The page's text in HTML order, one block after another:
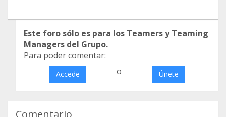
Este foro sólo es para los Teamers y Teaming
Managers del Grupo.
Para poder comentar:
Accede o Únete
Comentario